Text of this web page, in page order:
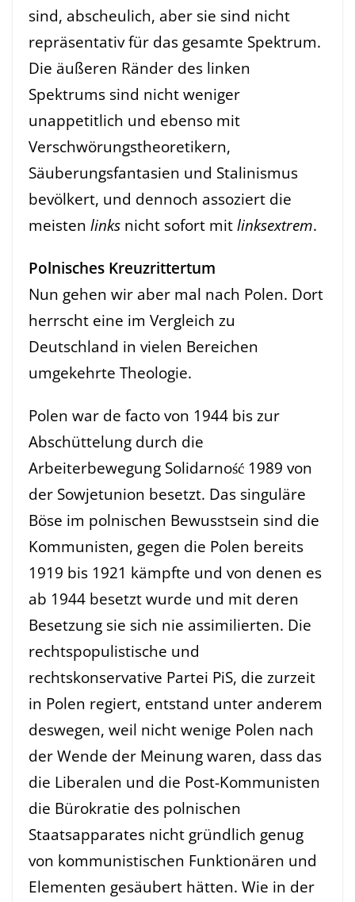
sind, abscheulich, aber sie sind nicht
repräsentativ für das gesamte Spektrum.
Die äußeren Ränder des linken
Spektrums sind nicht weniger
unappetitlich und ebenso mit
Verschwörungstheoretikern,
Säuberungsfantasien und Stalinismus
bevölkert, und dennoch assoziert die
meisten links nicht sofort mit linksextrem.
Polnisches Kreuzrittertum
Nun gehen wir aber mal nach Polen. Dort
herrscht eine im Vergleich zu
Deutschland in vielen Bereichen
umgekehrte Theologie.
Polen war de facto von 1944 bis zur
Abschüttelung durch die
Arbeiterbewegung Solidarność 1989 von
der Sowjetunion besetzt. Das singuläre
Böse im polnischen Bewusstsein sind die
Kommunisten, gegen die Polen bereits
1919 bis 1921 kämpfte und von denen es
ab 1944 besetzt wurde und mit deren
Besetzung sie sich nie assimilierten. Die
rechtspopulistische und
rechtskonservative Partei PiS, die zurzeit
in Polen regiert, entstand unter anderem
deswegen, weil nicht wenige Polen nach
der Wende der Meinung waren, dass das
die Liberalen und die Post-Kommunisten
die Bürokratie des polnischen
Staatsapparates nicht gründlich genug
von kommunistischen Funktionären und
Elementen gesäubert hätten. Wie in der